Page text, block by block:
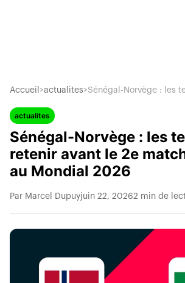
Accueil >actualites>Sénégal-Norvège : les
actualites
Sénégal-Norvège : les
retenir avant le 2e
au Mondial 2026
Par Marcel Dupuyjuin 22, 20262 min de